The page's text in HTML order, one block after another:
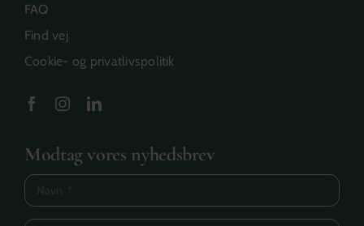
FAQ
Find vej
Cookie- og privatlivspolitik
Modtag vores nyhedsbrev